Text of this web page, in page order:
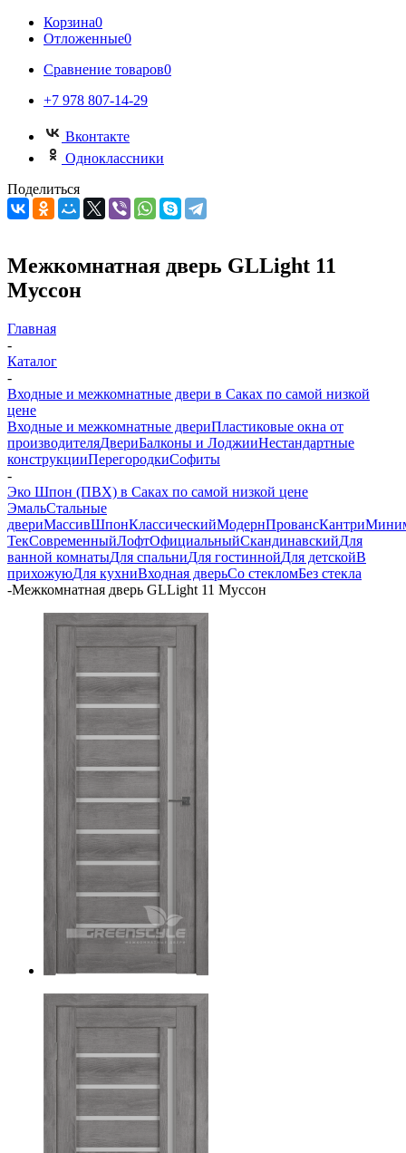
Корзина0
Отложенные0
Сравнение товаров0
+7 978 807-14-29
Вконтакте
Одноклассники
Поделиться
Межкомнатная дверь GLLight 11
Муссон
Главная
-
Каталог
-
Входные и межкомнатные двери в Саках по самой низкой
цене
Входные и межкомнатные двериПластиковые окна от
производителяДвериБалконы и ЛоджииНестандартные
конструкцииПерегородкиСофиты
-
Эко Шпон (ПВХ) в Саках по самой низкой цене
ЭмальСтальные
двериМассивШпонКлассическийМодернПровансКантри
ТекСовременныйЛофтОфициальныйСкандинавскийДля
ванной комнатыДля спальниДля гостиннойДля детскойВ
прихожуюДля кухниВходная дверьСо стекломБез стекла
-Межкомнатная дверь GLLight 11 Муссон